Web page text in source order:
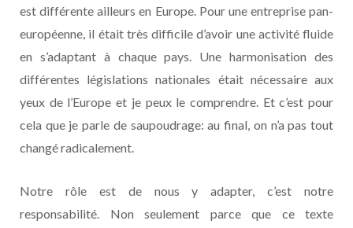
est différente ailleurs en Europe. Pour une entreprise pan-
européenne, il était très difficile d’avoir une activité fluide
en s’adaptant à chaque pays. Une harmonisation des
différentes législations nationales était nécessaire aux
yeux de l’Europe et je peux le comprendre. Et c’est pour
cela que je parle de saupoudrage: au final, on n’a pas tout
changé radicalement.
Notre rôle est de nous y adapter, c’est notre
responsabilité. Non seulement parce que ce texte